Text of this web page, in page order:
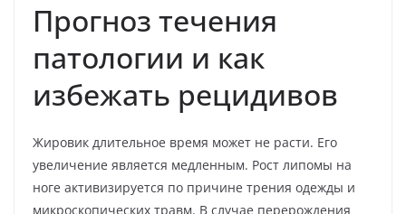
Прогноз течения
патологии и как
избежать рецидивов
Жировик длительное время может не расти. Его
увеличение является медленным. Рост липомы на
ноге активизируется по причине трения одежды и
микроскопических травм. В случае перерождения